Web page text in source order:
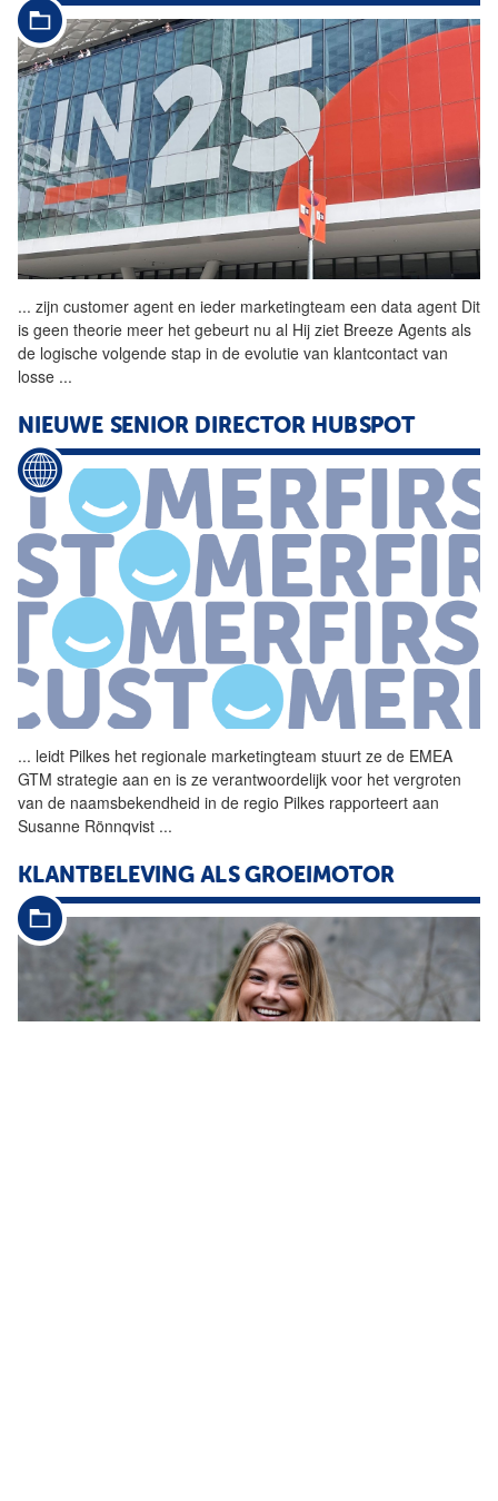
... zijn customer agent en ieder marketingteam een data agent Dit
is geen theorie meer het gebeurt nu al Hij ziet Breeze Agents als
de logische volgende stap in de evolutie van klantcontact van
losse ...
NIEUWE SENIOR DIRECTOR HUBSPOT
... leidt Pilkes het regionale marketingteam stuurt ze de EMEA
GTM strategie aan en is ze verantwoordelijk voor het vergroten
van de naamsbekendheid in de regio Pilkes rapporteert aan
Susanne Rönnqvist ...
KLANTBELEVING ALS GROEIMOTOR